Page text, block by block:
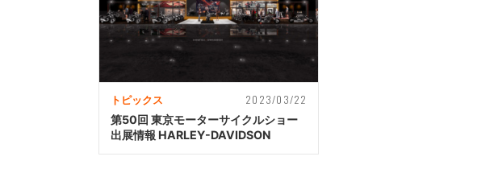
トピックス 2023/03/22
第50回 東京モーターサイクルショー
出展情報 HARLEY-DAVIDSON